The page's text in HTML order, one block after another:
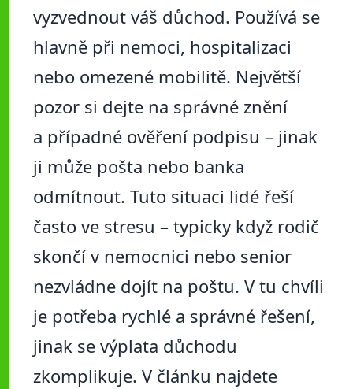
vyzvednout váš důchod. Používá se
hlavně při nemoci, hospitalizaci
nebo omezené mobilitě. Největší
pozor si dejte na správné znění
a případné ověření podpisu – jinak
ji může pošta nebo banka
odmítnout. Tuto situaci lidé řeší
často ve stresu – typicky když rodič
skončí v nemocnici nebo senior
nezvládne dojít na poštu. V tu chvíli
je potřeba rychlé a správné řešení,
jinak se výplata důchodu
zkomplikuje. V článku najdete